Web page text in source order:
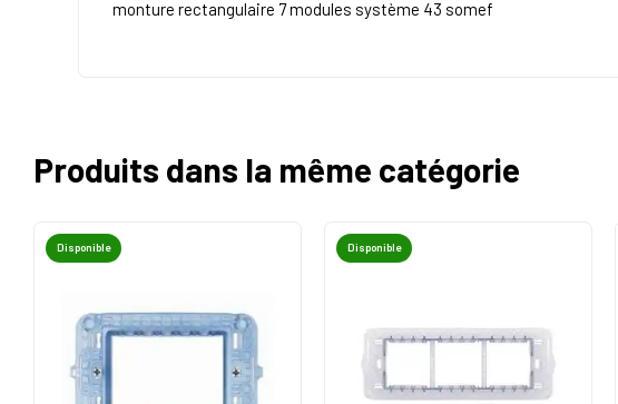
monture rectangulaire 7 modules système 43 somef
Produits dans la même catégorie
Disponible Disponible